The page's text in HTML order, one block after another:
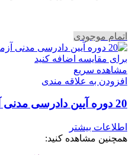
اتمام موجودی
برای مقایسه اضافه کنید
مشاهده سریع
افزودن به علاقه مندی
20 دوره آیین دادرسی مدنی آزمون وکالت – چتردانش
اطلاعات بیشتر
همچنین مشاهده کنید: